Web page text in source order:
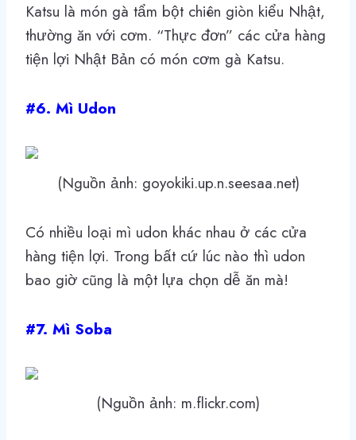
Katsu là món gà tẩm bột chiên giòn kiểu Nhật,
thường ăn với cơm. “Thực đơn” các cửa hàng
tiện lợi Nhật Bản có món cơm gà Katsu.
#6. Mì Udon
(Nguồn ảnh: goyokiki.up.n.seesaa.net)
Có nhiều loại mì udon khác nhau ở các cửa
hàng tiện lợi. Trong bất cứ lúc nào thì udon
bao giờ cũng là một lựa chọn dễ ăn mà!
#7. Mì Soba
(Nguồn ảnh: m.flickr.com)